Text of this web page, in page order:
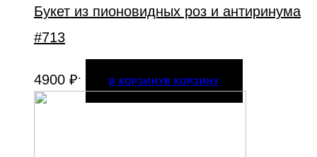
Букет из пионовидных роз и антиринума
#713
4900 ₽. В КОРЗИНУВ КОРЗИНУ